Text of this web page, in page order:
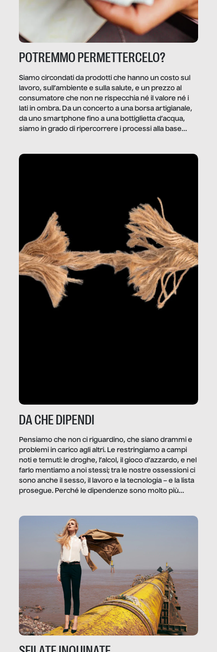
POTREMMO PERMETTERCELO?
Siamo circondati da prodotti che hanno un costo sul
lavoro, sull’ambiente e sulla salute, e un prezzo al
consumatore che non ne rispecchia né il valore né i
lati in ombra. Da un concerto a una borsa artigianale,
da uno smartphone fino a una bottiglietta d’acqua,
siamo in grado di ripercorrere i processi alla base
dietro gli oggetti e i servizi che fanno la nostra vita
DA CHE DIPENDI
Pensiamo che non ci riguardino, che siano drammi e
problemi in carico agli altri. Le restringiamo a campi
noti e temuti: le droghe, l’alcol, il gioco d’azzardo, e nel
farlo mentiamo a noi stessi; tra le nostre ossessioni ci
sono anche il sesso, il lavoro e la tecnologia – e la lista
prosegue. Perché le dipendenze sono molto più
trae un guadagno. In questo reportage vediamo
quale e come.